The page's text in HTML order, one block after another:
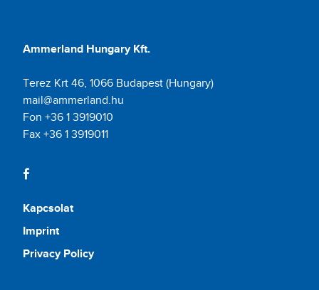
Ammerland Hungary Kft.
Terez Krt 46, 1066 Budapest (Hungary)
mail@ammerland.hu
Fon +36 1 3919010
Fax +36 1 3919011
Kapcsolat
Imprint
Privacy Policy